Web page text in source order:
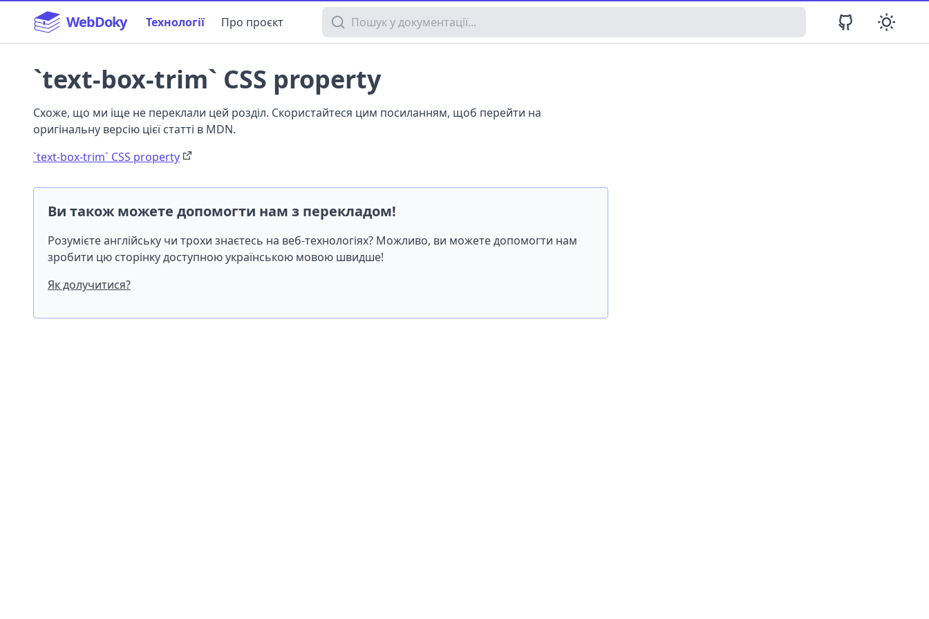
WebDoky Технології Про проєкт Пошук у документації
`text-box-trim` CSS property
Схоже, що ми іще не переклали цей розділ. Скористайтеся цим посиланням, щоб перейти на
оригінальну версію цієї статті в MDN.
`text-box-trim` CSS property
Ви також можете допомогти нам з перекладом!
Розумієте англійську чи трохи знаєтесь на веб-технологіях? Можливо, ви можете допомогти нам
зробити цю сторінку доступною українською мовою швидше!
Як долучитися?